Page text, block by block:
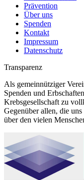
Prävention
Über uns
Spenden
Kontakt
Impressum
Datenschutz
Transparenz
Als gemeinnütziger
Spenden und
Krebsgesellschaft zu
Gegenüber allen, die
über den vielen